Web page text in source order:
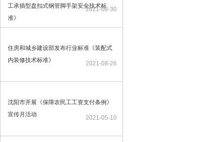
工承插型盘扣式钢管脚手架安全技术标
准》
2021-08-30
住房和城乡建设部发布行业标准《装配式
内装修技术标准》
2021-08-26
沈阳市开展《保障农民工工资支付条例》
宣传月活动
2021-05-10